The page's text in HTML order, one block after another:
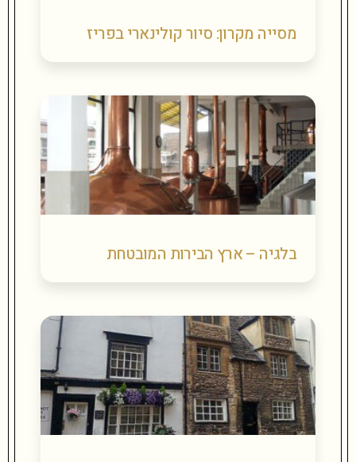
מסייה מקרון: סיור קולינארי בפריז
בלגיה – ארץ הבירות המובטחת